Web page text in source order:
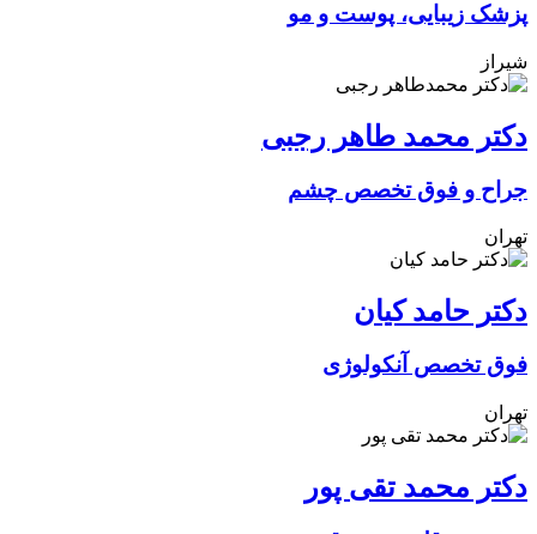
پزشک زیبایی، پوست و مو
شیراز
دکتر محمد طاهر رجبی
جراح و فوق تخصص چشم
تهران
دکتر حامد کیان
فوق تخصص آنکولوژی
تهران
دکتر محمد تقی پور